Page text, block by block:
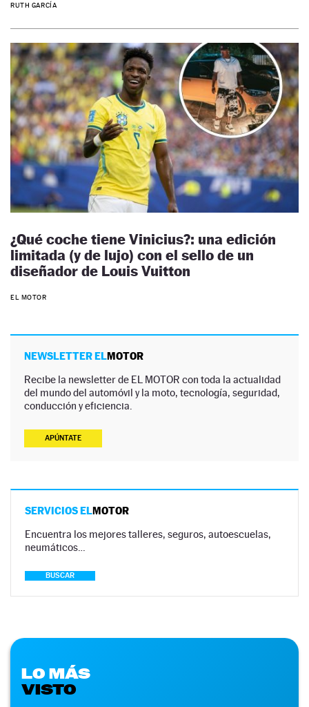
RUTH GARCÍA
¿Qué coche tiene Vinicius?: una edición
limitada (y de lujo) con el sello de un
diseñador de Louis Vuitton
EL MOTOR
NEWSLETTER ELMOTOR
Recibe la newsletter de EL MOTOR con toda la actualidad
del mundo del automóvil y la moto, tecnología, seguridad,
conducción y eficiencia.
APÚNTATE
SERVICIOS ELMOTOR
Encuentra los mejores talleres, seguros, autoescuelas,
neumáticos…
BUSCAR
LO MÁS
VISTO